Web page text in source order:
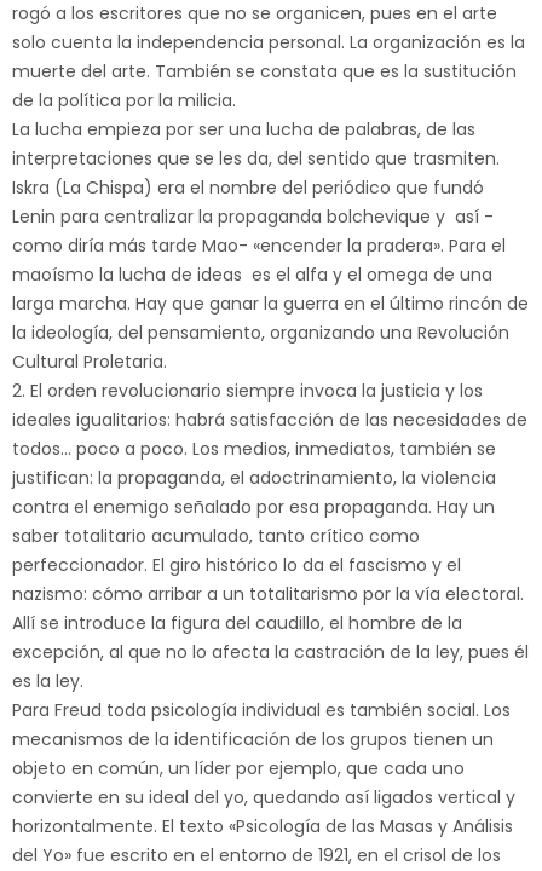
rogó a los escritores que no se organicen, pues en el arte
solo cuenta la independencia personal. La organización es la
muerte del arte. También se constata que es la sustitución
de la política por la milicia.
La lucha empieza por ser una lucha de palabras, de las
interpretaciones que se les da, del sentido que trasmiten.
Iskra (La Chispa) era el nombre del periódico que fundó
Lenin para centralizar la propaganda bolchevique y así -
como diría más tarde Mao- «encender la pradera». Para el
maoísmo la lucha de ideas es el alfa y el omega de una
larga marcha. Hay que ganar la guerra en el último rincón de
la ideología, del pensamiento, organizando una Revolución
Cultural Proletaria.
2. El orden revolucionario siempre invoca la justicia y los
ideales igualitarios: habrá satisfacción de las necesidades de
todos… poco a poco. Los medios, inmediatos, también se
justifican: la propaganda, el adoctrinamiento, la violencia
contra el enemigo señalado por esa propaganda. Hay un
saber totalitario acumulado, tanto crítico como
perfeccionador. El giro histórico lo da el fascismo y el
nazismo: cómo arribar a un totalitarismo por la vía electoral.
Allí se introduce la figura del caudillo, el hombre de la
excepción, al que no lo afecta la castración de la ley, pues él
es la ley.
Para Freud toda psicología individual es también social. Los
mecanismos de la identificación de los grupos tienen un
objeto en común, un líder por ejemplo, que cada uno
convierte en su ideal del yo, quedando así ligados vertical y
horizontalmente. El texto «Psicología de las Masas y Análisis
del Yo» fue escrito en el entorno de 1921, en el crisol de los